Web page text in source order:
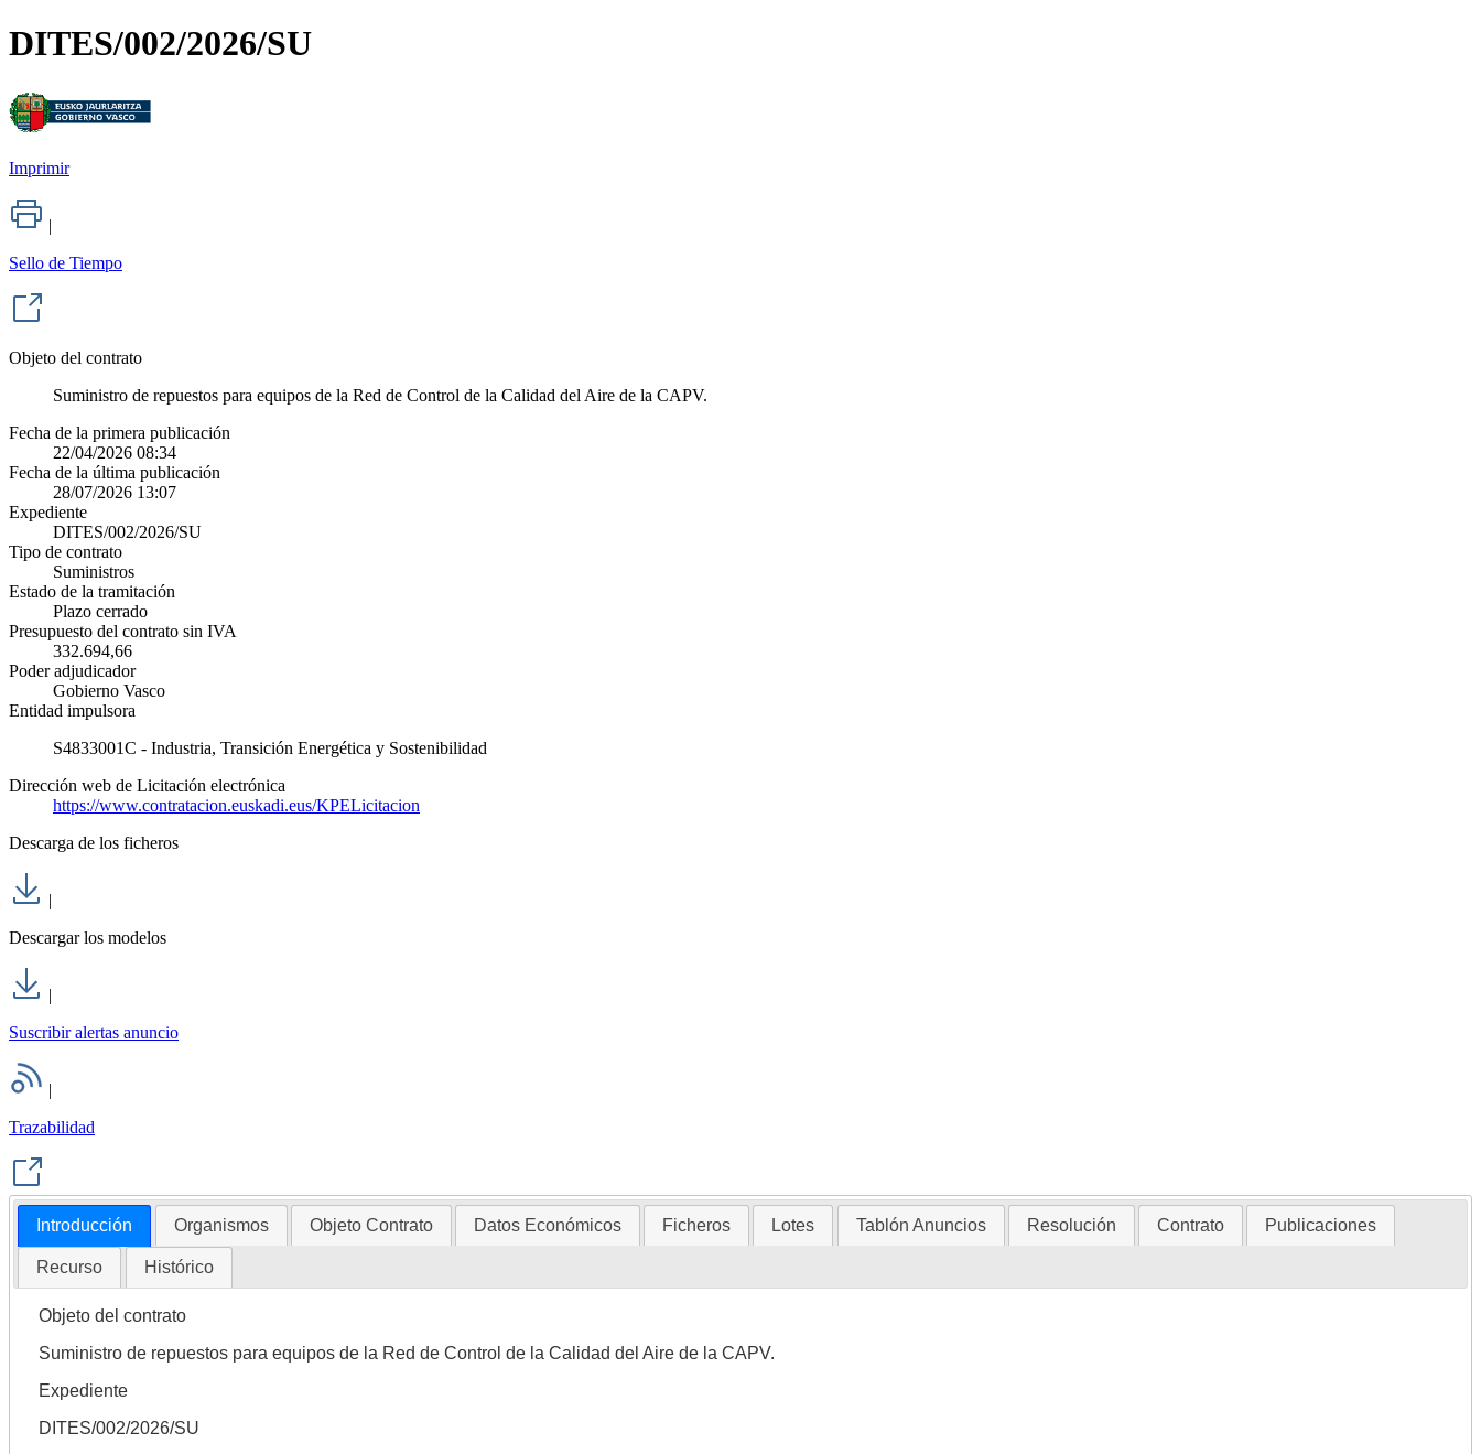
DITES/002/2026/SU
Imprimir
|
Sello de Tiempo
Objeto del contrato
Suministro de repuestos para equipos de la Red de Control de la Calidad del Aire de la CAPV.
Fecha de la primera publicación
22/04/2026 08:34
Fecha de la última publicación
28/07/2026 13:07
Expediente
DITES/002/2026/SU
Tipo de contrato
Suministros
Estado de la tramitación
Plazo cerrado
Presupuesto del contrato sin IVA
332.694,66
Poder adjudicador
Gobierno Vasco
Entidad impulsora
S4833001C - Industria, Transición Energética y Sostenibilidad
Dirección web de Licitación electrónica
https://www.contratacion.euskadi.eus/KPELicitacion
Descarga de los ficheros
|
Descargar los modelos
|
Suscribir alertas anuncio
|
Trazabilidad
Introducción Organismos Objeto Contrato Datos Económicos Ficheros Lotes Tablón Anuncios Resolución Contrato Publicaciones
Recurso Histórico
Objeto del contrato
Suministro de repuestos para equipos de la Red de Control de la Calidad del Aire de la CAPV.
Expediente
DITES/002/2026/SU